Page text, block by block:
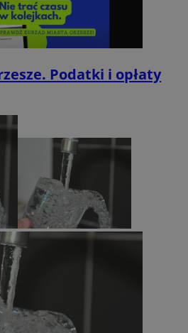
Podatki i opłaty